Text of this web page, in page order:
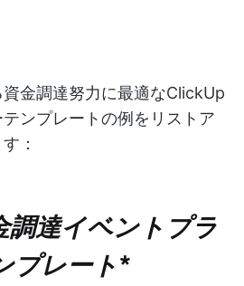
金調達努力に最適なClickUp
ンプレートの例をリストア
：
達イベントプラ
プレート*